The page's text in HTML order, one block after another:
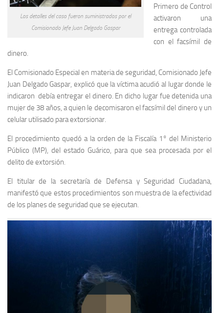
Los detalles del caso fueron suministrados por el
Comisionado Jefe Juan Delgado Gaspar
Primero de Control
activaron una
entrega controlada
con el facsímil de
dinero.
El Comisionado Especial en materia de seguridad, Comisionado Jefe
Juan Delgado Gaspar, explicó que la víctima acudió al lugar donde le
indicaron debía entregar el dinero. En dicho lugar fue detenida una
mujer de 38 años, a quien le decomisaron el facsímil del dinero y un
celular utilisado para extorsionar.
El procedimiento quedó a la orden de la Fiscalía 1° del Ministerio
Público (MP), del estado Guárico, para que sea procesada por el
delito de extorsión.
El titular de la secretaría de Defensa y Seguridad Ciudadana,
manifestó que estos procedimientos son muestra de la efectividad
de los planes de seguridad que se ejecutan.